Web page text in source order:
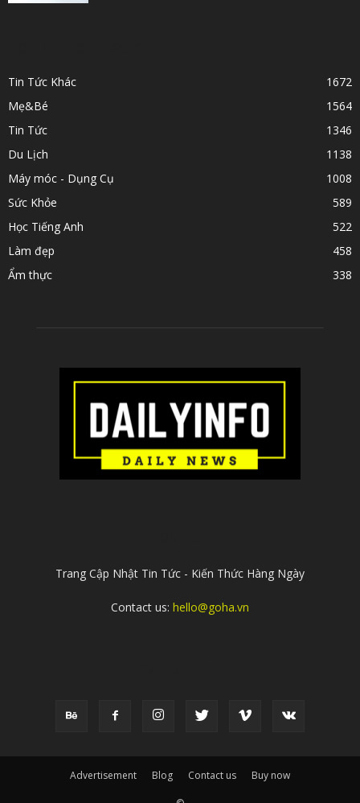
Tin Tức Khác
1672
Mẹ&Bé
1564
Tin Tức
1346
Du Lịch
1138
Máy móc - Dụng Cụ
1008
Sức Khỏe
589
Học Tiếng Anh
522
Làm đẹp
458
Ẩm thực
338
Trang Cập Nhật Tin Tức - Kiến Thức Hàng Ngày
Contact us: hello@goha.vn
Advertisement Blog Contact us Buy now